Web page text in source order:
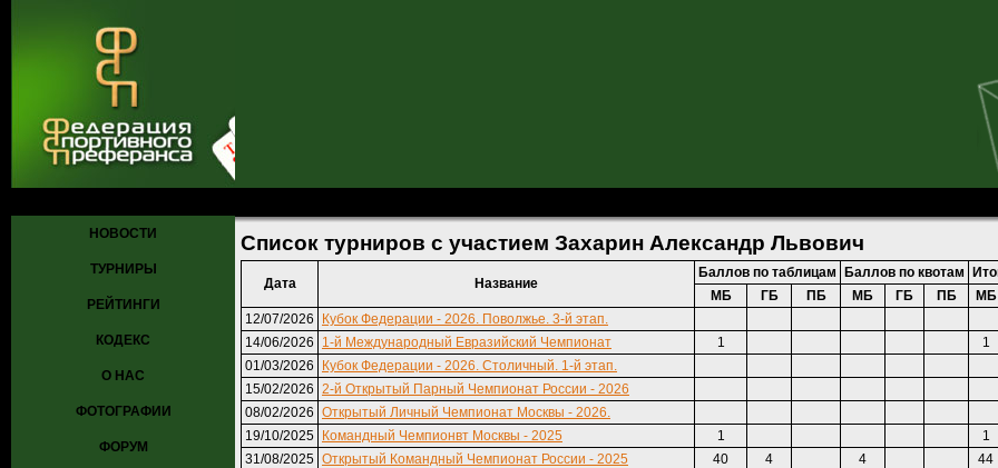
НОВОСТИ
ТУРНИРЫ
РЕЙТИНГИ
КОДЕКС
О НАС
ФОТОГРАФИИ
ФОРУМ
Список турниров с участием Захарин Александр Львович
Дата Название
Баллов по таблицам Баллов по квотам
МБ
ГБ ПБ МБ ГБ ПБ
МБ
12/07/2026
Кубок Федерации - 2026. Поволжье. 3-й этап.
14/06/2026
1-й Международный Евразийский Чемпионат 1
1
01/03/2026
Кубок Федерации - 2026. Столичный. 1-й этап.
15/02/2026 2-й Открытый Парный Чемпионат России - 2026
08/02/2026 Открытый Личный Чемпионат Москвы - 2026.
19/10/2025
Командный Чемпионвт Москвы - 2025 1
1
31/08/2025 Открытый Командный Чемпионат России - 2025 40 4 4
44